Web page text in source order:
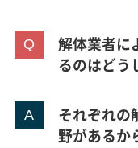
解体業者に
るのはどう
それぞれの
野があるか